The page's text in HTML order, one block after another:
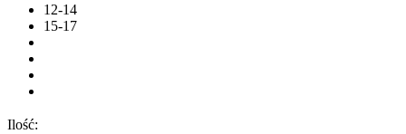
12-14
15-17
Ilość: